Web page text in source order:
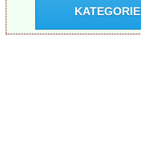
KATEGORIE